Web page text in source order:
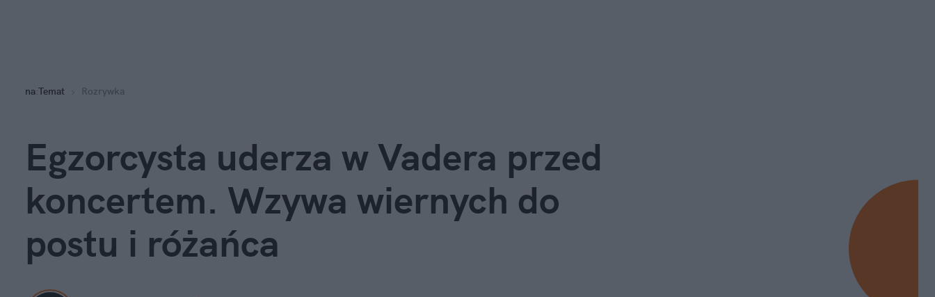
na:Temat Rozrywka
Egzorcysta uderza w Vadera przed
koncertem. Wzywa wiernych do
postu i różańca